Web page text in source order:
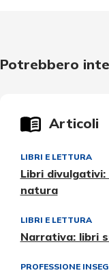
Potrebbero
Articoli
LIBRI E LETTURA
Libri
natura
LIBRI E LETTURA
Narrativa: libri
PROFESSIONE